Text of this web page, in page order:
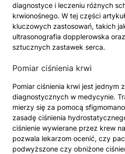
diagnostyce i leczeniu różnych
krwionośnego. W tej części
kluczowych zastosowań, takich
ultrasonografia dopplerowska
sztucznych zastawek serca.
Pomiar ciśnienia krwi
Pomiar ciśnienia krwi jest jednym
diagnostycznych w medycynie.
mierzy się za pomocą
zasadę ciśnienia
ciśnienie wywierane przez krew
pozwala lekarzom ocenić, czy
podwyższone czy obniżone